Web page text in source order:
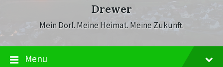
Drewer
Mein Dorf. Meine Heimat. Meine Zukunft.
Menu